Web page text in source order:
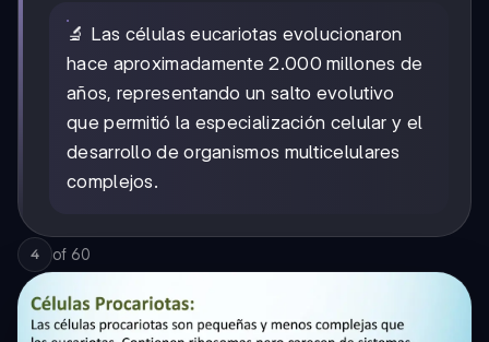
🔬 Las células eucariotas evolucionaron
hace aproximadamente 2.000 millones de
años, representando un salto evolutivo
que permitió la especialización celular y el
desarrollo de organismos multicelulares
complejos.
4 of 60